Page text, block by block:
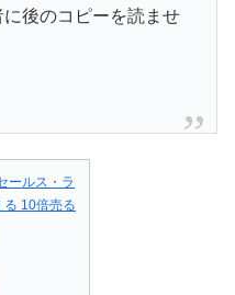
に後のコピーを読ませ
ールス・ラ
る 10倍売る